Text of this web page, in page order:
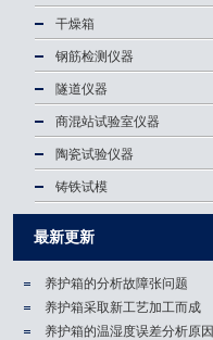
干燥箱
钢筋检测仪器
隧道仪器
商混站试验室仪器
陶瓷试验仪器
铸铁试模
最新更新
养护箱的分析故障张问题
养护箱​采取新工艺加工而成
养护箱的温湿度误差分析原因